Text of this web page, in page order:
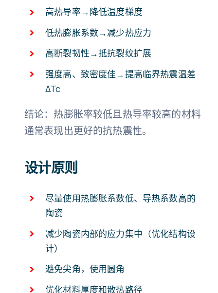
高热导率→降低温度梯度
低热膨胀系数→减少热应力
高断裂韧性→抵抗裂纹扩展
强度高、致密度佳→提高临界热震温差
ΔTc
结论：热膨胀率较低且热导率较高的材料
通常表现出更好的抗热震性。
设计原则
尽量使用热膨胀系数低、导热系数高的
陶瓷
减少陶瓷内部的应力集中（优化结构设
计）
避免尖角，使用圆角
优化材料厚度和散热路径